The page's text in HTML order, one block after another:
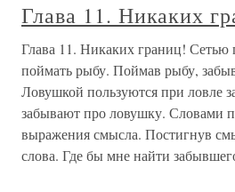
Глава 11. Никаких
Глава 11. Никаких границ! Сетью
поймать рыбу. Поймав рыбу,
Ловушкой пользуются при ловле
забывают про ловушку. Словами
выражения смысла. Постигнув
слова. Где бы мне найти